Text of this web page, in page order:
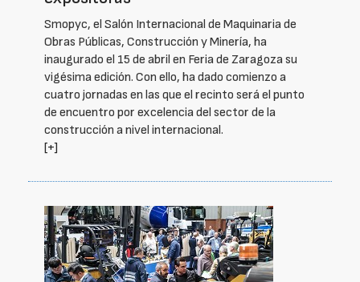
Smopyc, el Salón Internacional de Maquinaria de
Obras Públicas, Construcción y Minería, ha
inaugurado el 15 de abril en Feria de Zaragoza su
vigésima edición. Con ello, ha dado comienzo a
cuatro jornadas en las que el recinto será el punto
de encuentro por excelencia del sector de la
construcción a nivel internacional.
[+]